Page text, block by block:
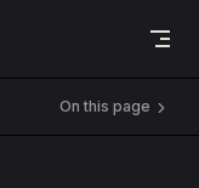
On this page